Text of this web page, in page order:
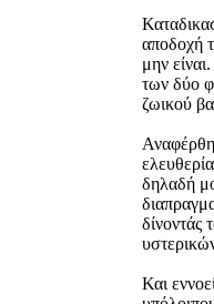
αποδοχή
μην
των δύο
ζωικού
δηλαδή
δίνοντάς
Και